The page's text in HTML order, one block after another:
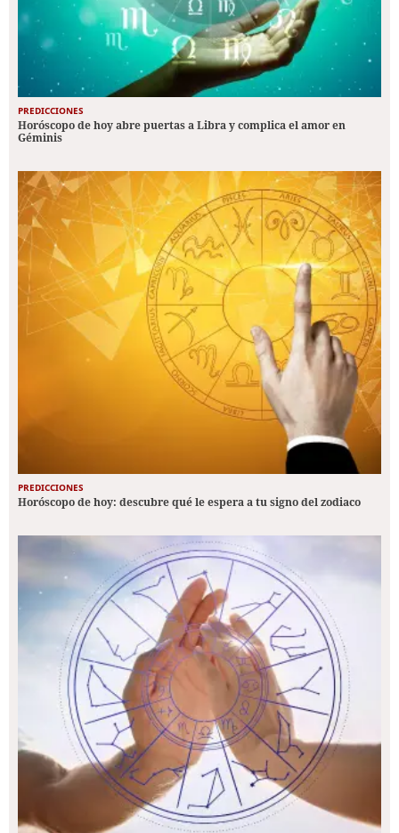
PREDICCIONES
Horóscopo de hoy abre puertas a Libra y complica el amor en
Géminis
PREDICCIONES
Horóscopo de hoy: descubre qué le espera a tu signo del zodiaco